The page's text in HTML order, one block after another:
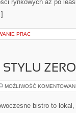
rynkowych aż po
PRAC
MOŻLIWOŚĆ
bistro to